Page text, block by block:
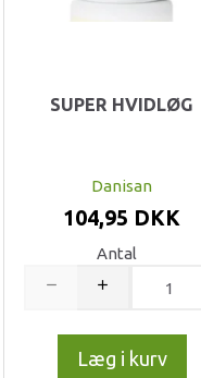
SUPER HVIDLØG
Danisan
104,95 DKK
Antal
Læg i kurv